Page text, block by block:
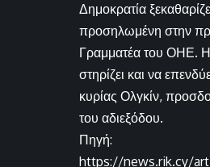
Δημοκρατία
προσηλωμένη στην
Γραμματέα του ΟΗΕ. Η
στηρίζει και να
κυρίας Ολγκίν,
του αδιεξόδου.
Πηγή:
https://news.rik.cy/